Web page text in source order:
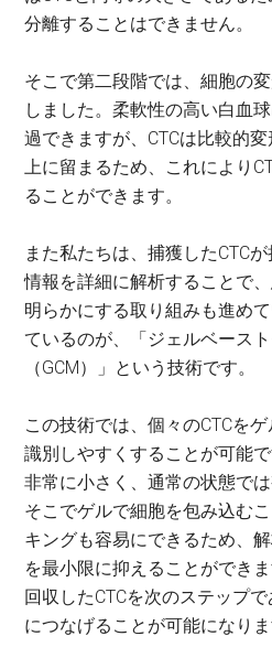
分離することはできません。
そこで第二段階では、細胞の
しました。柔軟性の高い白血
過できますが、CTCは比較的
上に留まるため、これにより
ることができます。
また私たちは、捕獲したCTC
情報を詳細に解析することで
明らかにする取り組みも進め
ているのが、「ジェルベース
（GCM）」という技術です。
この技術では、個々のCTCを
識別しやすくすることが可能
非常に小さく、通常の状態で
そこでゲルで細胞を包み込む
キングも容易にできるため、
を最小限に抑えることができ
回収したCTCを次のステップ
につなげることが可能になりま